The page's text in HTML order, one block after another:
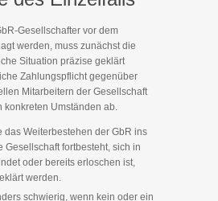
Gesellschafter vor dem
werden, muss zunächst die
Situation präzise geklärt
Zahlungspflicht gegenüber
Mitarbeitern der Gesellschaft
konkreten Umständen ab.
das Weiterbestehen der GbR ins
Gesellschaft fortbesteht, sich in
oder bereits erloschen ist,
werden.
schwierig, wenn kein oder ein